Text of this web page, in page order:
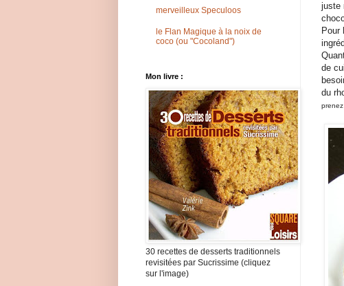
juste
Pour
de
du
merveilleux Speculoos
le Flan Magique à la noix de
coco (ou "Cocoland")
Mon livre :
30 recettes de desserts traditionnels
revisitées par Sucrissime (cliquez
sur l'image)